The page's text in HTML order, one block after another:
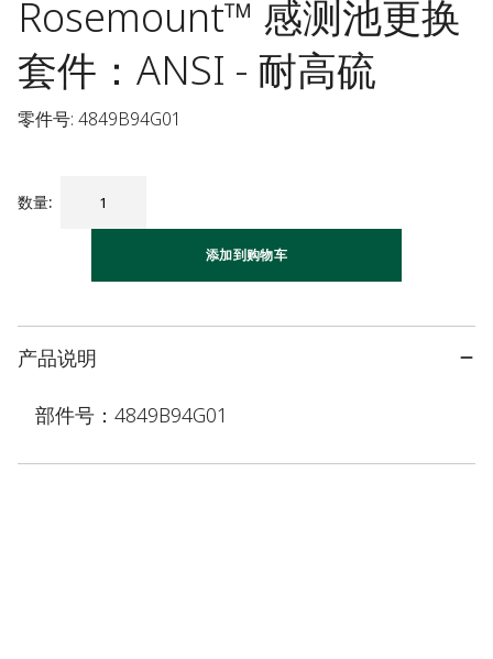
Rosemount™ 感测池更换
套件：ANSI - 耐高硫
零件号: 4849B94G01
数量:
添加到购物车
产品说明
部件号：4849B94G01